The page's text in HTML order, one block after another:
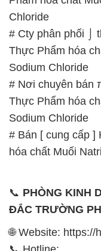
# Nơi chuyên bán
Thực Phẩm hóa
Sodium Chloride
# Bán [ cung cấp
hóa chất Muối
📞PHÒNG KINH
ĐẮC TRƯỜNG
🌐 Website: https://
– 0933.920.505 –
028.3756.1841-